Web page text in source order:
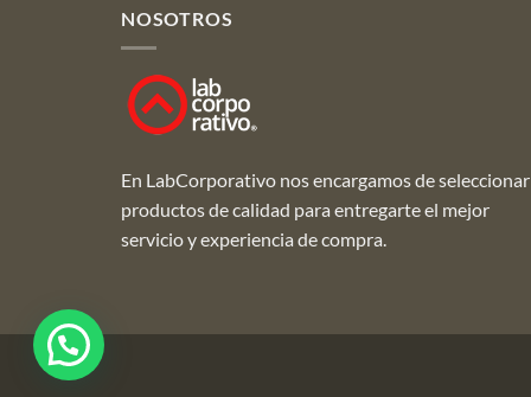
NOSOTROS
En LabCorporativo nos encargamos de seleccionar
productos de calidad para entregarte el mejor
servicio y experiencia de compra.